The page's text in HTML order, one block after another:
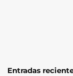
Entradas